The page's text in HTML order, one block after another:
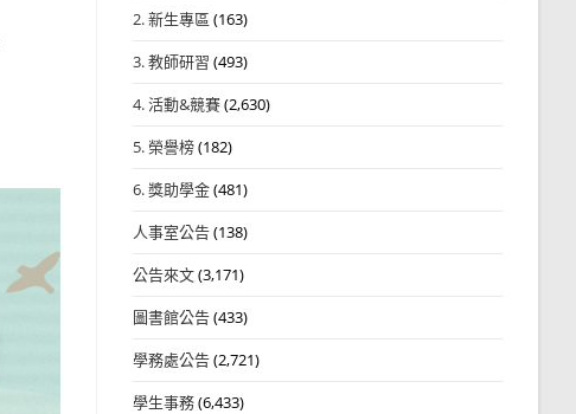
2. 新生專區 (163)
3. 教師研習 (493)
4. 活動&競賽(2,630)
5. 榮譽榜(182)
6. 獎助學金(481)
人事室公告(138)
公告來文(3,171)
圖書館公告(433)
學務處公告(2,721)
學生事務(6,433)